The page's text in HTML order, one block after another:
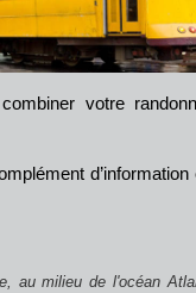
votre
au milieu de l'océan